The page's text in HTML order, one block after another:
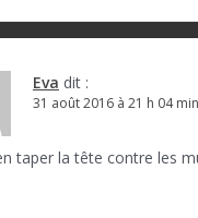
Eva dit :
31 août 2016 à 21 h 04 min
taper la tête contre les